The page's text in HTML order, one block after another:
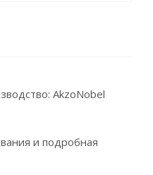
AkzoNobel
и подробная